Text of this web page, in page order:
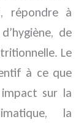
répondre à
de
Le
à ce que
sur la
la